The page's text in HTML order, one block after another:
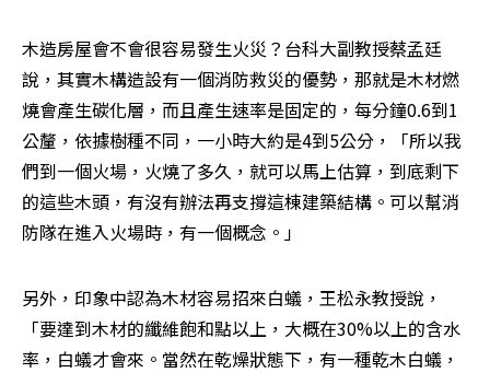
木造房屋會不會很容易發生火災？台科大副教授蔡孟廷
說，其實木構造設有一個消防救災的優勢，那就是木材燃
燒會產生碳化層，而且產生速率是固定的，每分鐘0.6到1
公釐，依據樹種不同，一小時大約是4到5公分，「所以我
們到一個火場，火燒了多久，就可以馬上估算，到底剩下
的這些木頭，有沒有辦法再支撐這棟建築結構。可以幫消
防隊在進入火場時，有一個概念。」
另外，印象中認為木材容易招來白蟻，王松永教授說，
「要達到木材的纖維飽和點以上，大概在30%以上的含水
率，白蟻才會來。當然在乾燥狀態下，有一種乾木白蟻，